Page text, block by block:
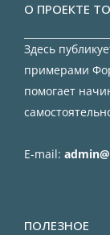
О ПРОЕКТЕ
Здесь
примерами
помогает
E-mail:
ПОЛЕЗНОЕ